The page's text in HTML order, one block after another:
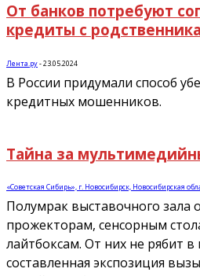
От банков потребуют
кредиты с
Лента.ру-23.05.2024
В России придумали способ
кредитных мошенников.
Тайна за
«Советская Сибирь», г. Новосибирск, Новосибирская
Полумрак выставочного зала
прожекторам, сенсорным
лайтбоксам. От них не рябит в
составленная экспозиция